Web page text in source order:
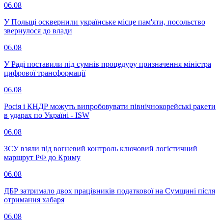
06.08
У Польщі осквернили українське місце пам'яти, посольство
звернулося до влади
06.08
У Раді поставили під сумнів процедуру призначення міністра
цифрової трансформації
06.08
Росія і КНДР можуть випробовувати північнокорейські ракети
в ударах по Україні - ISW
06.08
ЗСУ взяли під вогневий контроль ключовий логістичний
маршрут РФ до Криму
06.08
ДБР затримало двох працівників податкової на Сумщині після
отримання хабаря
06.08